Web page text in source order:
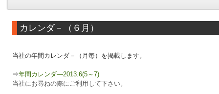
カレンダ－（６月）
当社の年間カレンダ－（月毎）を掲載します。
⇒年間カレンダ―2013.6(5～7)
当社にお尋ねの際にご利用して下さい。